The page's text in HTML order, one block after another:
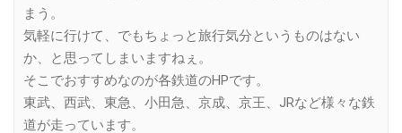
まう。
気軽に行けて、でもちょっと旅行気分というものはない
か、と思ってしまいますねぇ。
そこでおすすめなのが各鉄道のHPです。
東武、西武、東急、小田急、京成、京王、JRなど様々な鉄
道が走っています。